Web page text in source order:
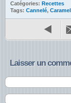
Catégories: Recettes
Tags: Cannelé, Caramel
Laisser un